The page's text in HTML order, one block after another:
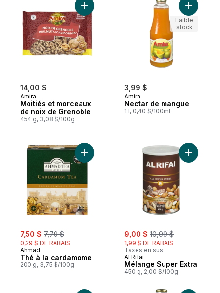
14,00 $
Amira
Moitiés et morceaux
de noix de Grenoble
454 g, 3,08 $/100g
Ajouter Moitiés et morceaux de noix de
3,99 $
Amira
Nectar de mangue
1 l, 0,40 $/100ml
Ajouter
Faible
stock
sale:
7,50 $ , formerly:
7,79 $
0,29 $ DE RABAIS
Ahmad
Thé à la cardamome
200 g, 3,75 $/100g
Ajouter Thé à la cardamome au panier
sale:
9,00 $ , formerly:
10,99 $
1,99 $ DE RABAIS
Taxes en sus
Al Rifai
Mélange Super Extra
450 g, 2,00 $/100g
Ajouter